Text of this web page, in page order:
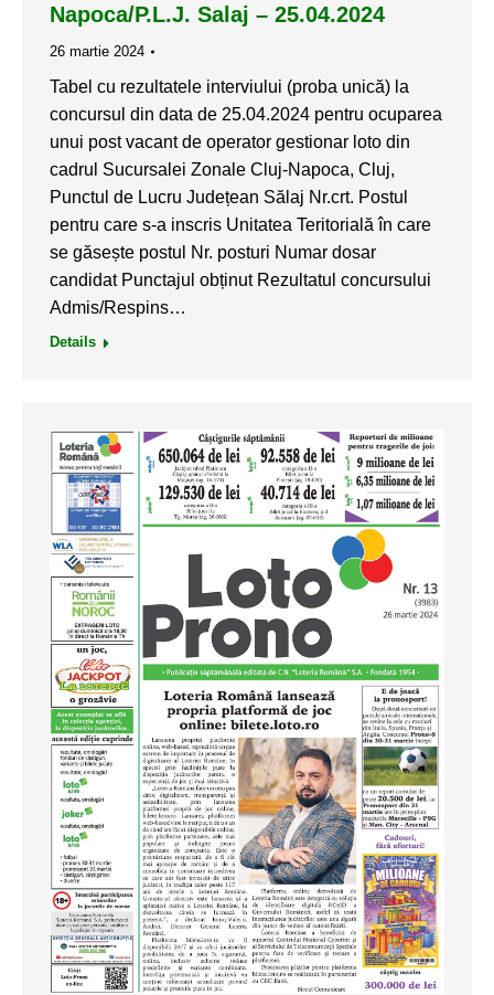
Napoca/P.L.J. Salaj – 25.04.2024
26 martie 2024
Tabel cu rezultatele interviului (proba unică) la
concursul din data de 25.04.2024 pentru ocuparea
unui post vacant de operator gestionar loto din
cadrul Sucursalei Zonale Cluj-Napoca, Cluj,
Punctul de Lucru Județean Sălaj Nr.crt. Postul
pentru care s-a inscris Unitatea Teritorială în care
se găsește postul Nr. posturi Numar dosar
candidat Punctajul obținut Rezultatul concursului
Admis/Respins…
Details